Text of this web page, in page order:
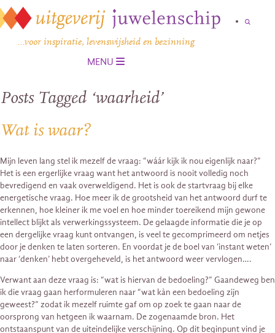
…voor inspiratie, levenswijsheid en bezinning
MENU
Posts Tagged ‘waarheid’
Wat is waar?
Mijn leven lang stel ik mezelf de vraag: “wáár kijk ik nou eigenlijk naar?”
Het is een ergerlijke vraag want het antwoord is nooit volledig noch
bevredigend en vaak overweldigend. Het is ook de startvraag bij elke
energetische vraag. Hoe meer ik de grootsheid van het antwoord durf te
erkennen, hoe kleiner ik me voel en hoe minder toereikend mijn gewone
intellect blijkt als verwerkingssysteem. De gelaagde informatie die je op
een dergelijke vraag kunt ontvangen, is veel te gecomprimeerd om netjes
door je denken te laten sorteren. En voordat je de boel van ‘instant weten’
naar ‘denken’ hebt overgeheveld, is het antwoord weer vervlogen….
Verwant aan deze vraag is: “wat is hiervan de bedoeling?” Gaandeweg ben
ik die vraag gaan herformuleren naar “wat kàn een bedoeling zijn
geweest?” zodat ik mezelf ruimte gaf om op zoek te gaan naar de
oorsprong van hetgeen ik waarnam. De zogenaamde bron. Het
ontstaanspunt van de uiteindelijke verschijning. Op dit beginpunt vind je